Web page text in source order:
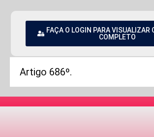
FAÇA O LOGIN PARA VISUALIZAR
COMPLETO
Artigo 686º.